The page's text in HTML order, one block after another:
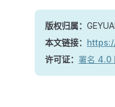
版权归属：
本文链接：
许可证： 署名 4.0